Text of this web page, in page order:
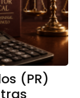
(PR)